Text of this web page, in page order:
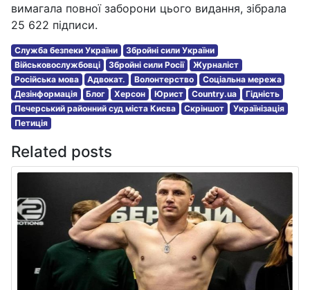
вимагала повної заборони цього видання, зібрала
25 622 підписи.
Служба безпеки України
Збройні сили України
Військовослужбовці
Збройні сили Росії
Журналіст
Російська мова
Адвокат. Волонтерство
Соціальна мережа
Дезінформація
Блог Херсон Юрист Country.ua
Гідність
Печерський районний суд міста Києва
Скріншот
Українізація
Петиція
Related posts